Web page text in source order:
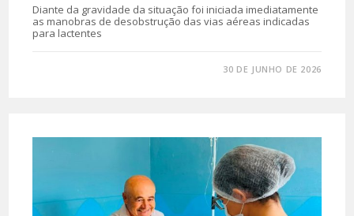
Diante da gravidade da situação foi iniciada imediatamente
as manobras de desobstrução das vias aéreas indicadas
para lactentes
30 DE JUNHO DE 2026